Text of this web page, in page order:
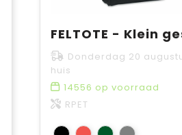
Donderdag 20
huis
14556 op voorraad
RPET